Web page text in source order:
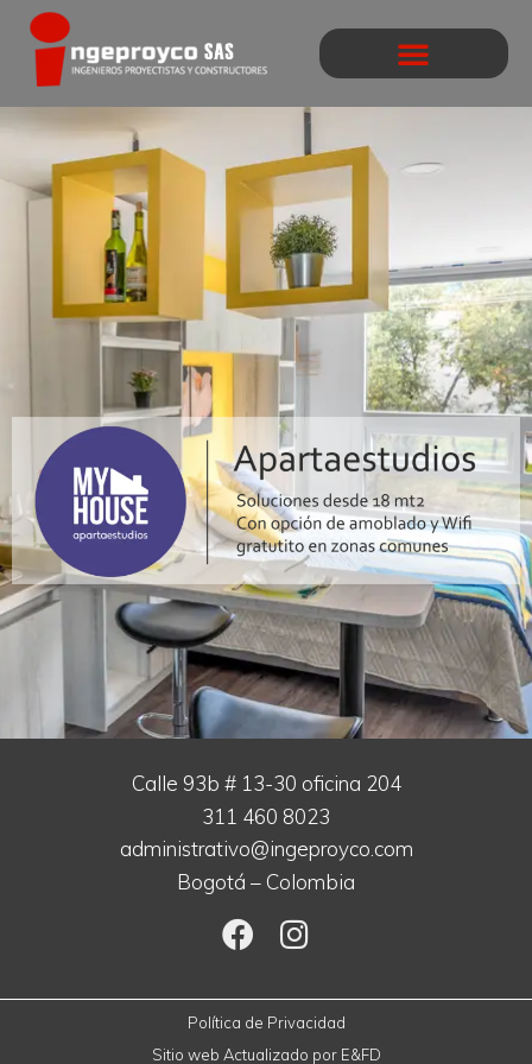
Calle 93b # 13-30 oficina 204
311 460 8023
administrativo@ingeproyco.com
Bogotá – Colombia
Política de Privacidad
Sitio web Actualizado por E&FD